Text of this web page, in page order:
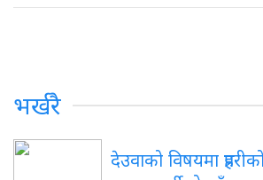
भर्खरै
देउवाको विषयमा